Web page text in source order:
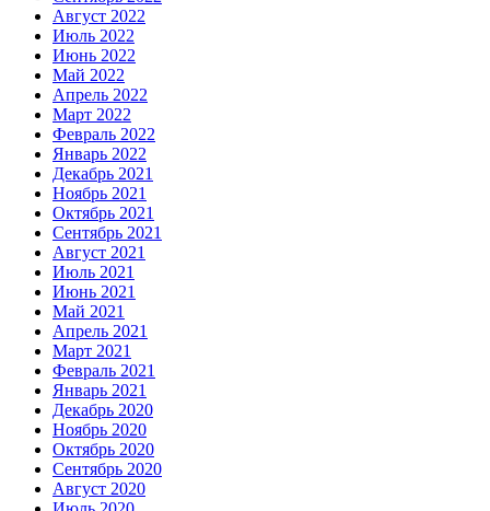
Август 2022
Июль 2022
Июнь 2022
Май 2022
Апрель 2022
Март 2022
Февраль 2022
Январь 2022
Декабрь 2021
Ноябрь 2021
Октябрь 2021
Сентябрь 2021
Август 2021
Июль 2021
Июнь 2021
Май 2021
Апрель 2021
Март 2021
Февраль 2021
Январь 2021
Декабрь 2020
Ноябрь 2020
Октябрь 2020
Сентябрь 2020
Август 2020